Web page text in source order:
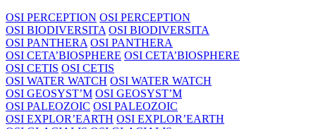
OSI PERCEPTION OSI PERCEPTION
OSI BIODIVERSITA OSI BIODIVERSITA
OSI PANTHERA OSI PANTHERA
OSI CETA’BIOSPHERE OSI CETA’BIOSPHERE
OSI CETIS OSI CETIS
OSI WATER WATCH OSI WATER WATCH
OSI GEOSYST’M OSI GEOSYST’M
OSI PALEOZOIC OSI PALEOZOIC
OSI EXPLOR’EARTH OSI EXPLOR’EARTH